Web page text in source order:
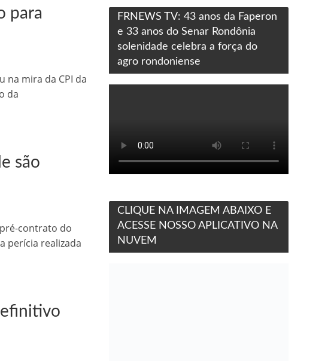
para
na mira da CPI da
da
são
contrato do
perícia realizada
FRNEWS TV: 43 anos da Faperon
e 33 anos do Senar Rondônia
solenidade celebra a força do
agro rondoniense
CLIQUE NA IMAGEM ABAIXO E
ACESSE NOSSO APLICATIVO NA
NUVEM